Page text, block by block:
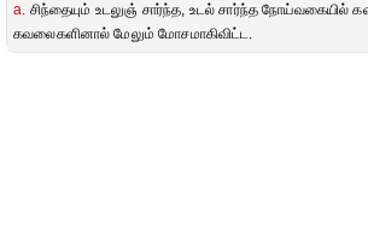
a. சிந்தையும் உடலுஞ் சார்ந்த, உடல் சார்ந்த
கவலைகளினால் மேலும் மோசமாகிவிட்ட.